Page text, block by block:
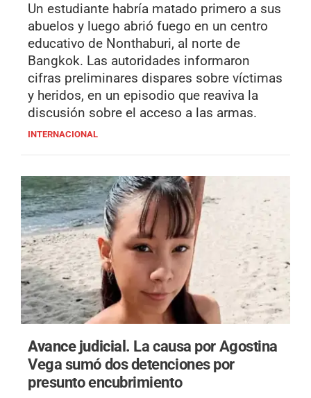
Un estudiante habría matado primero a sus
abuelos y luego abrió fuego en un centro
educativo de Nonthaburi, al norte de
Bangkok. Las autoridades informaron
cifras preliminares dispares sobre víctimas
y heridos, en un episodio que reaviva la
discusión sobre el acceso a las armas.
INTERNACIONAL
Avance judicial. La causa por Agostina
Vega sumó dos detenciones por
presunto encubrimiento